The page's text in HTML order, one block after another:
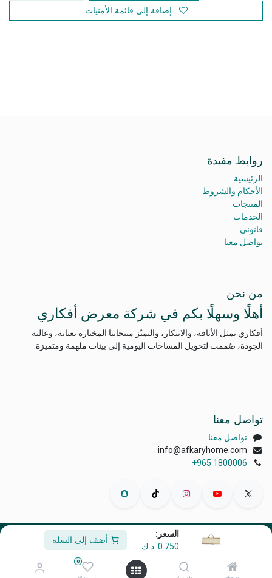
السعر:
0.750 د.ك
أضف إلى السلة
0
إضافة إلى قائمة الأمنيات
روابط مفيدة
الرئيسية
الأحكام والشروط
المنتجات
الخدمات
قانوني
تواصل معنا
من نحن
أهلًا وسهلًا بكم في شركة معرض أفكاري
أفكاري تمثل الأناقة، والابتكار، والتميّز منتجاتنا المختارة بعناية، وعالية
الجودة، صُممت لتحويل المساحات اليومية إلى بيئات ملهمة ومتميزة.
تواصل معنا
تواصل معنا
info@afkaryhome.com
+965 1800006
الْعَرَبيّة English (US)
مشغل بواسطة - رقم واحد التجارة الإلكترونية مفتوحة المصدر